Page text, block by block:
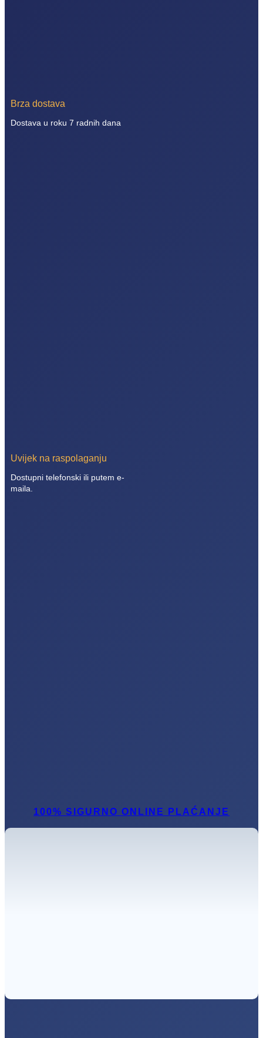
Brza dostava
Dostava u roku 7 radnih dana
Uvijek na raspolaganju
Dostupni telefonski ili putem e-
maila.
100% SIGURNO ONLINE PLAĆANJE